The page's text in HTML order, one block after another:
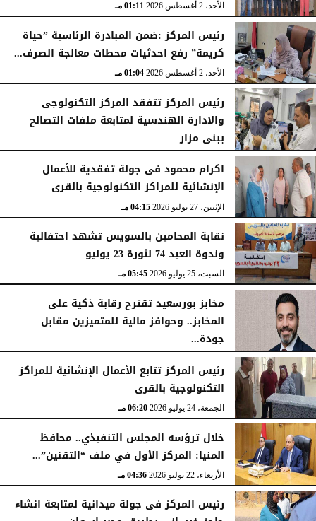
الأحد، 2 أغسطس 2026 01:11 مـ
رئيس المركز :ضمن المبادرة الرئاسية ”حياة
كريمة” رفع احدثيات محطات معالجة الصرف...
الأحد، 2 أغسطس 2026 01:04 مـ
رئيس المركز تتفقد المركز التكنولوجى
والادارة الهندسية لمتابعة ملفات التصالح
ببنى مزار
الأربعاء، 29 يوليو 2026 02:03 مـ
اكرام محمود فى جولة تفقدية للأعمال
الإنشائية للمراكز التكنولوجية بالقرى
الإثنين، 27 يوليو 2026 04:15 مـ
نقابة المحامين بالسويس تشهد احتفالية
وندوة العيد 74 لثورة 23 يوليو
السبت، 25 يوليو 2026 05:45 مـ
مخابز بورسعيد تقترح رقابة ذكية على
المخابز.. وحوافز مالية للمتميزين مقابل
جودة...
السبت، 25 يوليو 2026 05:41 مـ
رئيس المركز تتابع الأعمال الإنشائية للمراكز
التكنولوجية بالقرى
الجمعة، 24 يوليو 2026 06:20 مـ
خلال ترؤسه المجلس التنفيذي.. محافظ
المنيا: المركز الأول في ملف “التقنين”...
الأربعاء، 22 يوليو 2026 04:36 مـ
رئيس المركز فى جولة ميدانية لمتابعة انشاء